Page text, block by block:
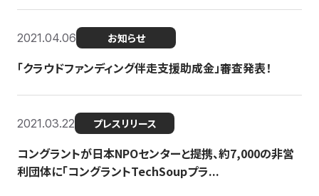
2021.04.06 お知らせ
「クラウドファンディング伴走支援助成金」審査発表！
2021.03.22 プレスリリース
コングラントが日本NPOセンターと提携、約7,000の非営
利団体に「コングラントTechSoupプラ...